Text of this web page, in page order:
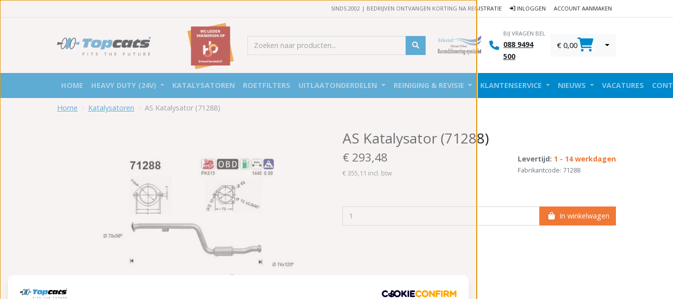
SINDS 2002 | BEDRIJVEN ONTVANGEN KORTING NA REGISTRATIE INLOGGEN ACCOUNT AANMAKEN
BIJ VRAGEN BEL
088 9494
500
€ 0,00
HOME HEAVY DUTY (24V) KATALYSATOREN ROETFILTERS UITLAATONDERDELEN REINIGING & REVISIE KLANTENSERVICE NIEUWS VACATURES
Home Katalysatoren AS Katalysator (71288)
AS Katalysator (71288)
€ 293,48
€ 355,11 incl. btw
Levertijd: 1 - 14 werkdagen
Fabrikantcode: 71288
In winkelwagen